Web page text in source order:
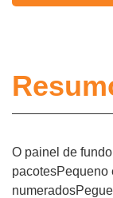
O painel de
pacotesPequeno
numerados